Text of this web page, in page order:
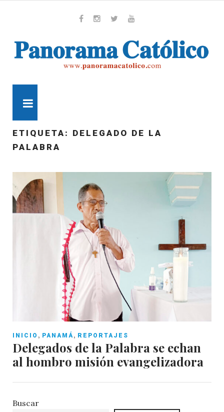
ETIQUETA: DELEGADO DE LA
PALABRA
INICIO , PANAMÁ, REPORTAJES
Delegados de la Palabra se echan
al hombro misión evangelizadora
Buscar